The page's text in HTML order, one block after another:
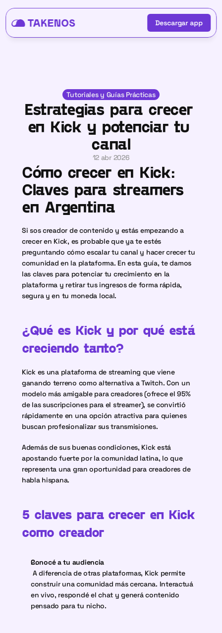
Descargar app
Descargar app
Tutoriales y Guías Prácticas
Estrategias para crecer
en Kick y potenciar tu
canal
12 abr 2026
Cómo crecer en Kick:
Claves para streamers
en Argentina
Si sos creador de contenido y estás empezando a
crecer en Kick, es probable que ya te estés
preguntando cómo escalar tu canal y hacer crecer tu
comunidad en la plataforma. En esta guía, te damos
las claves para potenciar tu crecimiento en la
plataforma y retirar tus ingresos de forma rápida,
segura y en tu moneda local.
¿Qué es Kick y por qué está
creciendo tanto?
Kick es una plataforma de streaming que viene
ganando terreno como alternativa a Twitch. Con un
modelo más amigable para creadores (ofrece el 95%
de las suscripciones para el streamer), se convirtió
rápidamente en una opción atractiva para quienes
buscan profesionalizar sus transmisiones.
Además de sus buenas condiciones, Kick está
apostando fuerte por la comunidad latina, lo que
representa una gran oportunidad para creadores de
habla hispana.
5 claves para crecer en Kick
como creador
Conocé a tu audiencia
construir una comunidad más cercana. Interactuá
en vivo, respondé el chat y generá contenido
pensado para tu nicho.